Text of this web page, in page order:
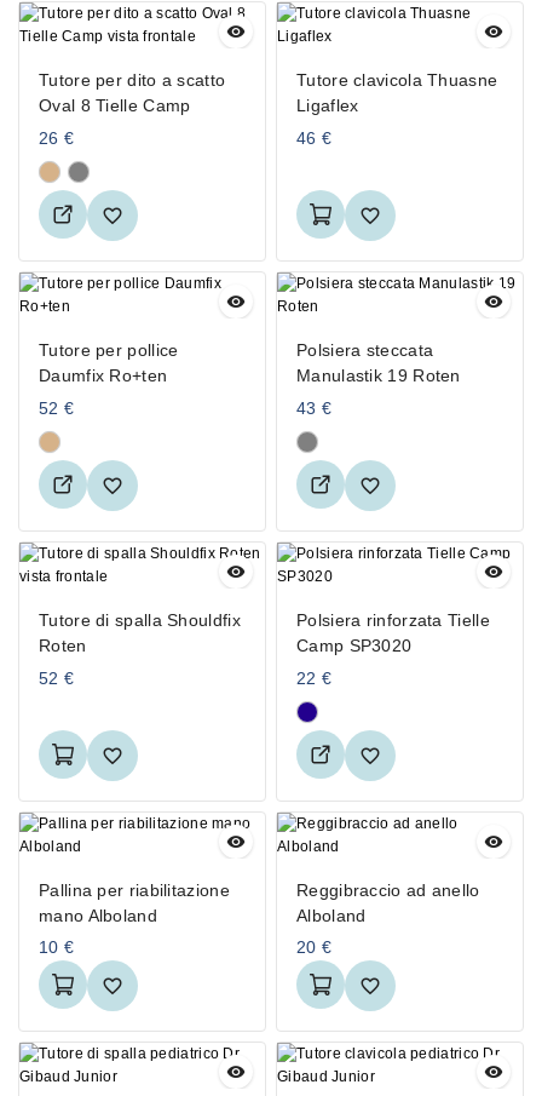
Tutore per dito a scatto
Oval 8 Tielle Camp
26 €
Tutore clavicola Thuasne
Ligaflex
46 €
Tutore per pollice
Daumfix Ro+ten
52 €
Polsiera steccata
Manulastik 19 Roten
43 €
Tutore di spalla Shouldfix
Roten
52 €
Polsiera rinforzata Tielle
Camp SP3020
22 €
Pallina per riabilitazione
mano Alboland
10 €
Reggibraccio ad anello
Alboland
20 €